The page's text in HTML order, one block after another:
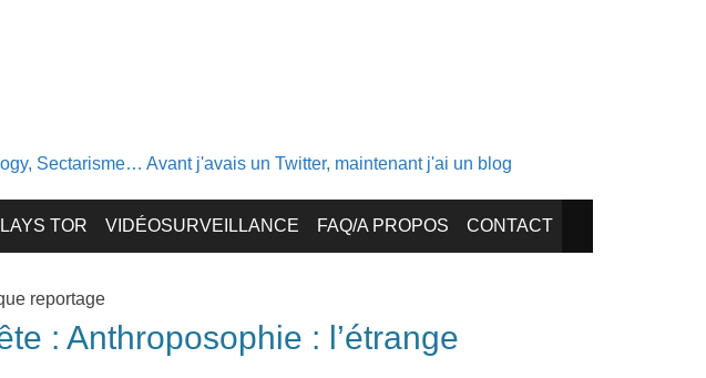
Sectarisme… Avant j'avais un Twitter, maintenant j'ai un blog
TOR VIDÉOSURVEILLANCE FAQ/A PROPOS CONTACT
reportage
: Anthroposophie : l’étrange